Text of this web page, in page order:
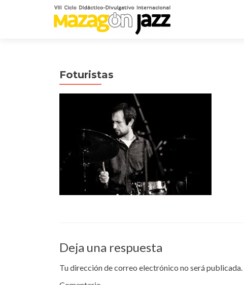
Foturistas
Deja una respuesta
Tu dirección de correo electrónico no será publicada.